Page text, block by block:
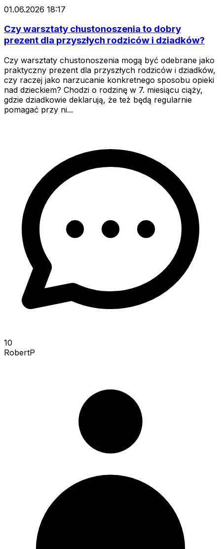
01.06.2026 18:17
Czy warsztaty chustonoszenia to dobry
prezent dla przyszłych rodziców i dziadków?
Czy warsztaty chustonoszenia mogą być odebrane jako
praktyczny prezent dla przyszłych rodziców i dziadków,
czy raczej jako narzucanie konkretnego sposobu opieki
nad dzieckiem? Chodzi o rodzinę w 7. miesiącu ciąży,
gdzie dziadkowie deklarują, że też będą regularnie
pomagać przy ni...
10
RobertP